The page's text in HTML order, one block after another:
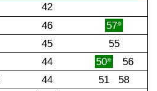
42
46 57奈
45
55
44 50奈
56
44 51
58